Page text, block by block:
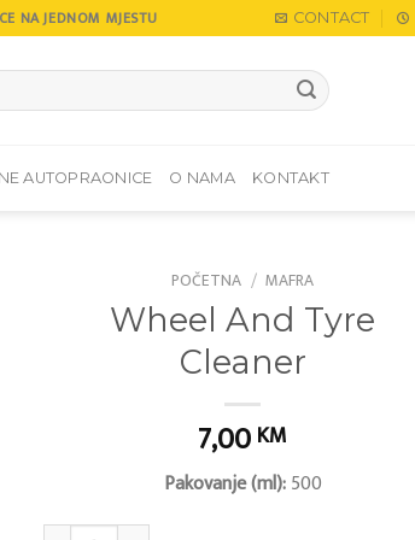
NA JEDNOM MJESTU CONTACT
AUTOPRAONICE O NAMA KONTAKT
POČETNA / MAFRA
Wheel And Tyre
Cleaner
7,00 KM
Pakovanje (ml):500